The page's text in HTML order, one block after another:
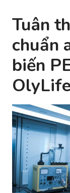
Tuân
chuẩn
biến
OlyLife